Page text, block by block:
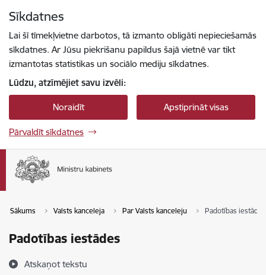
Sīkdatnes
Lai šī tīmekļvietne darbotos, tā izmanto obligāti nepieciešamās
sīkdatnes. Ar Jūsu piekrišanu papildus šajā vietnē var tikt
izmantotas statistikas un sociālo mediju sīkdatnes.
Lūdzu, atzīmējiet savu izvēli:
Noraidīt Apstiprināt visas
Pārvaldīt sīkdatnes
Sākums Valsts kanceleja Par Valsts kanceleju Padotības iestādes
Padotības iestādes
Atskaņot tekstu